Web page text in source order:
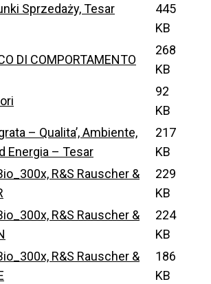
Sprzedaży, Tesar
445
KB
DI COMPORTAMENTO
268
KB
92
KB
– Qualita’, Ambiente,
Energia – Tesar
217
KB
R&S Rauscher &
229
KB
R&S Rauscher &
224
KB
R&S Rauscher &
186
KB